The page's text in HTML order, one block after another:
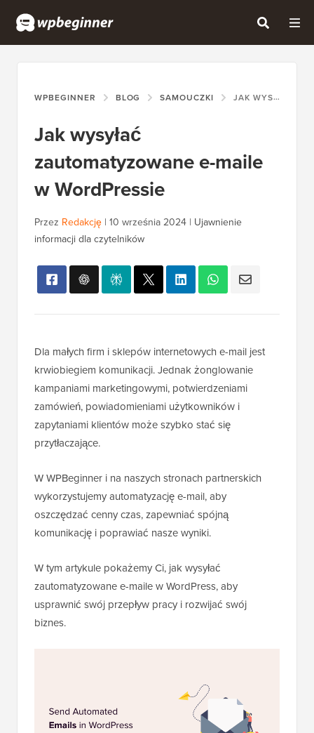
WPBEGINNER BLOG SAMOUCZKI JAK WYSYŁAĆ ZAUTOMATYZOWANE E-MAILE W WORDPRESSIE
Jak wysyłać
zautomatyzowane e-maile
w WordPressie
Przez Redakcję | 10 września 2024 | Ujawnienie
informacji dla czytelników
Dla małych firm i sklepów internetowych e-mail jest
krwiobiegiem komunikacji. Jednak żonglowanie
kampaniami marketingowymi, potwierdzeniami
zamówień, powiadomieniami użytkowników i
zapytaniami klientów może szybko stać się
przytłaczające.
W WPBeginner i na naszych stronach partnerskich
wykorzystujemy automatyzację e-mail, aby
oszczędzać cenny czas, zapewniać spójną
komunikację i poprawiać nasze wyniki.
W tym artykule pokażemy Ci, jak wysyłać
zautomatyzowane e-maile w WordPress, aby
usprawnić swój przepływ pracy i rozwijać swój
biznes.